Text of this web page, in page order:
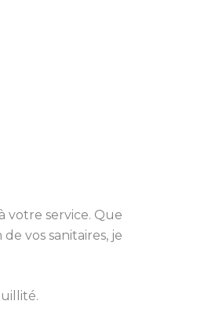
votre service. Que
vos sanitaires, je